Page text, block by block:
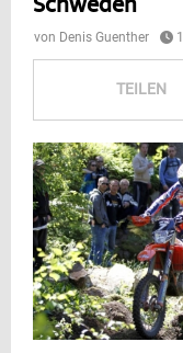
von Denis Guenther
TEILEN